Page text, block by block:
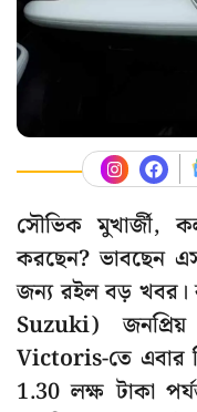
সৌভিক মুখার্জী,
করছেন? ভাবছেন
জন্য রইল বড়
Suzuki)
Victoris-তে এবার
1.30 লক্ষ টাকা